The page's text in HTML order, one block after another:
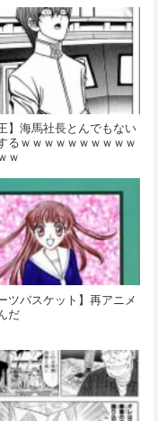
】海馬社長とんでもない
るｗｗｗｗｗｗｗｗｗｗ
ｗ
ツバスケット】再アニメ
だ